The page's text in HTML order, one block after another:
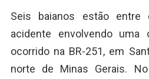
Seis baianos estão
acidente envolvendo
ocorrido na BR-251, em
norte de Minas Gerais.